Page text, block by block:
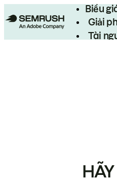
Biểu
Giải
Tài